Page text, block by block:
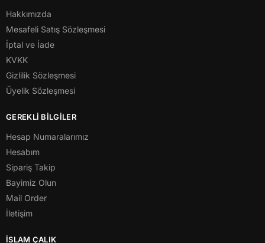
Hakkımızda
Mesafeli Satış Sözleşmesi
İptal ve İade
KVKK
Gizlilik Sözleşmesi
Üyelik Sözleşmesi
GEREKLİ BİLGİLER
Hesap Numaralarımız
Hesabım
Sipariş Takip
Bayimiz Olun
Mail Order
İletişim
İSLAM ÇALIK